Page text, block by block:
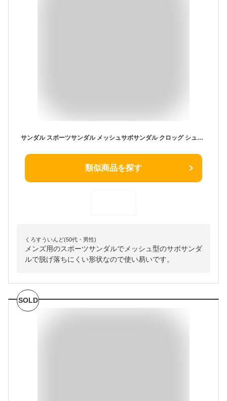
サンダル スポーツサンダル メッシュサボサンダル クロッグ シューズサンダル スリッポン メンズ オフィス かかとなし 2way ストラップあり メンズ靴 紳士靴 シューズグラインド
類似商品を探す
くろすういんど(50代・男性)
メンズ用のスポーツサンダルでメッシュ型のサボサンダ
ルで脱げ落ちにくい形状なので使い易いです。
SOLD